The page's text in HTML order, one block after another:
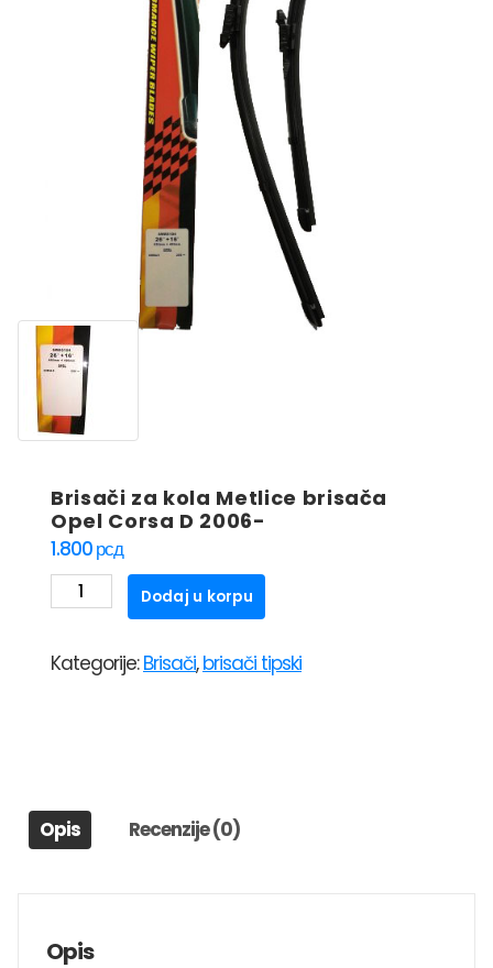
Brisači za kola Metlice brisača
Opel Corsa D 2006-
1.800рсд
Brisači
za
Metlice
2006-
količina
Dodaj u korpu
Kategorije:Brisači,brisači tipski
Opis Recenzije (0)
Opis